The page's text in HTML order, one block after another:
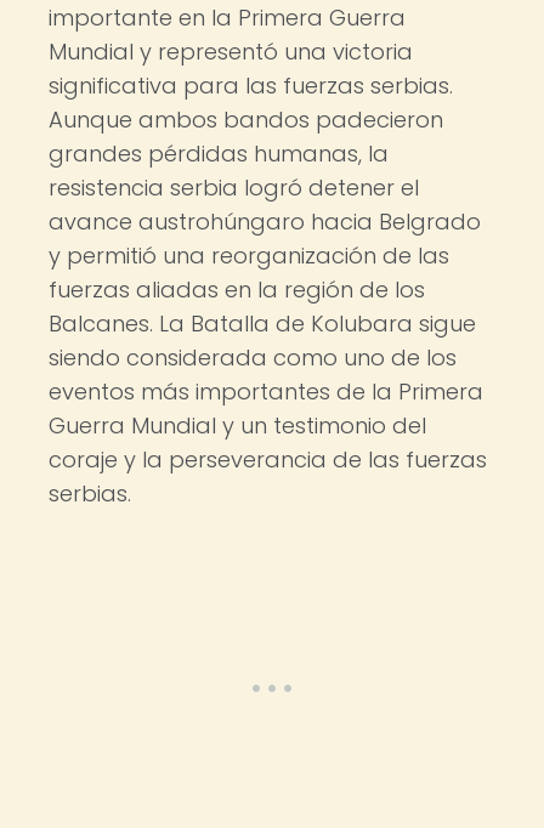
importante en la Primera Guerra
Mundial y representó una victoria
significativa para las fuerzas serbias.
Aunque ambos bandos padecieron
grandes pérdidas humanas, la
resistencia serbia logró detener el
avance austrohúngaro hacia Belgrado
y permitió una reorganización de las
fuerzas aliadas en la región de los
Balcanes. La Batalla de Kolubara sigue
siendo considerada como uno de los
eventos más importantes de la Primera
Guerra Mundial y un testimonio del
coraje y la perseverancia de las fuerzas
serbias.